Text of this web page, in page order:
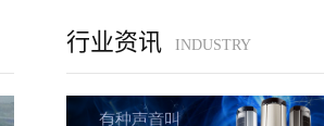
行业资讯 INDUSTRY